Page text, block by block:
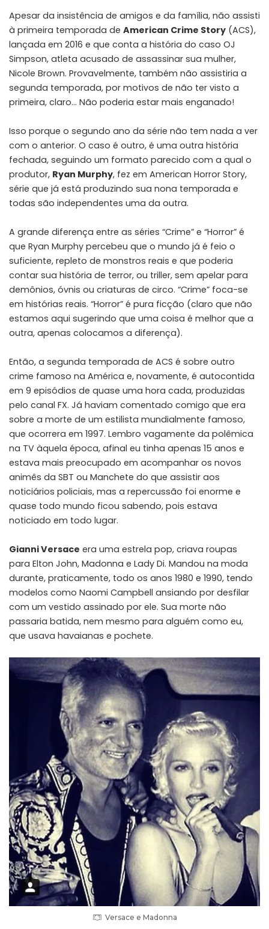
Apesar da insistência de amigos e da família, não assisti
à primeira temporada de American Crime Story (ACS),
lançada em 2016 e que conta a história do caso OJ
Simpson, atleta acusado de assassinar sua mulher,
Nicole Brown. Provavelmente, também não assistiria a
segunda temporada, por motivos de não ter visto a
primeira, claro… Não poderia estar mais enganado!
Isso porque o segundo ano da série não tem nada a ver
com o anterior. O caso é outro, é uma outra história
fechada, seguindo um formato parecido com a qual o
produtor, Ryan Murphy, fez em American Horror Story,
série que já está produzindo sua nona temporada e
todas são independentes uma da outra.
A grande diferença entre as séries “Crime” e “Horror” é
que Ryan Murphy percebeu que o mundo já é feio o
suficiente, repleto de monstros reais e que poderia
contar sua história de terror, ou triller, sem apelar para
demônios, óvnis ou criaturas de circo. “Crime” foca-se
em histórias reais. “Horror” é pura ficção (claro que não
estamos aqui sugerindo que uma coisa é melhor que a
outra, apenas colocamos a diferença).
Então, a segunda temporada de ACS é sobre outro
crime famoso na América e, novamente, é autocontida
em 9 episódios de quase uma hora cada, produzidas
pelo canal FX. Já haviam comentado comigo que era
sobre a morte de um estilista mundialmente famoso,
que ocorrera em 1997. Lembro vagamente da polêmica
na TV àquela época, afinal eu tinha apenas 15 anos e
estava mais preocupado em acompanhar os novos
animês da SBT ou Manchete do que assistir aos
noticiários policiais, mas a repercussão foi enorme e
quase todo mundo ficou sabendo, pois estava
noticiado em todo lugar.
Gianni Versace era uma estrela pop, criava roupas
para Elton John, Madonna e Lady Di. Mandou na moda
durante, praticamente, todo os anos 1980 e 1990, tendo
modelos como Naomi Campbell ansiando por desfilar
com um vestido assinado por ele. Sua morte não
passaria batida, nem mesmo para alguém como eu,
que usava havaianas e pochete.
Versace e Madonna